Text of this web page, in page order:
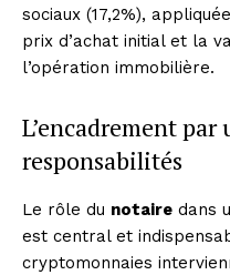
sociaux (17,2%),
prix d’achat initial et la
l’opération immobilière.
L’encadrement
responsabilités
Le rôle du notaire dans
est central et
cryptomonnaies